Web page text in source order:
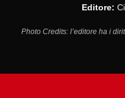
Editore:
Photo Credits: l’editore ha i